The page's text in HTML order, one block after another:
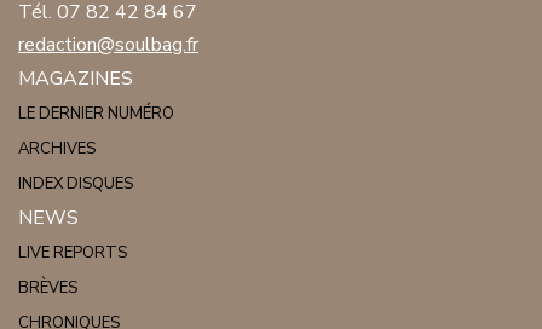
Tél. 07 82 42 84 67
redaction@soulbag.fr
MAGAZINES
LE DERNIER NUMÉRO
ARCHIVES
INDEX DISQUES
NEWS
LIVE REPORTS
BRÈVES
CHRONIQUES